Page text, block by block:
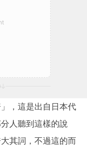
，這是出自日本代
人聽到這樣的說
其詞，不過這的而